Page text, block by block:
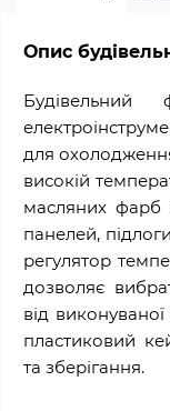
Опис
для
високій
масляних фарб
панелей,
регулятор
дозволяє
від
пластиковий
та зберігання.